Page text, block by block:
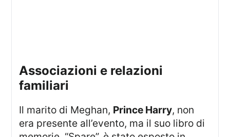
Associazioni e relazioni
familiari
Il marito di Meghan, Prince Harry, non
era presente all’evento, ma il suo libro di